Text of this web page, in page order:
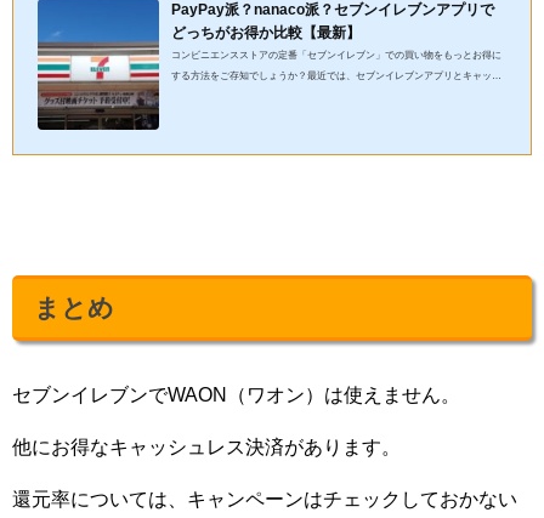
PayPay派？nanaco派？セブンイレブンアプリで
どっちがお得か比較【最新】
コンビニエンスストアの定番「セブンイレブン」での買い物をもっとお得に
する方法をご存知でしょうか？最近では、セブンイレブンアプリとキャッシ
まとめ
セブンイレブンでWAON（ワオン）は使えません。
他にお得なキャッシュレス決済があります。
還元率については、キャンペーンはチェックしておかない